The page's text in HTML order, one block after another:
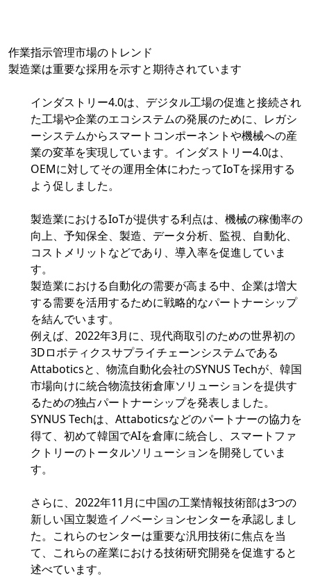
作業指示管理市場のトレンド
製造業は重要な採用を示すと期待されています
インダストリー4.0は、デジタル工場の促進と接続され
た工場や企業のエコシステムの発展のために、レガシ
ーシステムからスマートコンポーネントや機械への産
業の変革を実現しています。インダストリー4.0は、
OEMに対してその運用全体にわたってIoTを採用する
よう促しました。
製造業におけるIoTが提供する利点は、機械の稼働率の
向上、予知保全、製造、データ分析、監視、自動化、
コストメリットなどであり、導入率を促進していま
す。
製造業における自動化の需要が高まる中、企業は増大
する需要を活用するために戦略的なパートナーシップ
を結んでいます。
例えば、2022年3月に、現代商取引のための世界初の
3Dロボティクスサプライチェーンシステムである
Attaboticsと、物流自動化会社のSYNUS Techが、韓国
市場向けに統合物流技術倉庫ソリューションを提供す
るための独占パートナーシップを発表しました。
SYNUS Techは、Attaboticsなどのパートナーの協力を
得て、初めて韓国でAIを倉庫に統合し、スマートファ
クトリーのトータルソリューションを開発していま
す。
さらに、2022年11月に中国の工業情報技術部は3つの
新しい国立製造イノベーションセンターを承認しまし
た。これらのセンターは重要な汎用技術に焦点を当
て、これらの産業における技術研究開発を促進すると
述べています。